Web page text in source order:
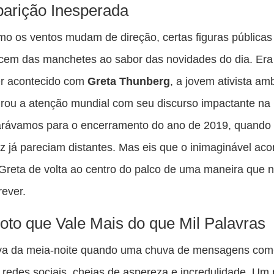
Inesperada
os ventos mudam de direção, certas figuras públicas
das manchetes ao sabor das novidades do dia.
acontecido comGreta Thunberg, a jovem ativista
a atenção mundial com seu discurso impactante na
para o encerramento do ano de 2019, quando
já pareciam distantes. Mas eis que o inimaginável
de volta ao centro do palco de uma maneira que
que Vale Mais do que Mil Palavras
da meia-noite quando uma chuva de mensagens